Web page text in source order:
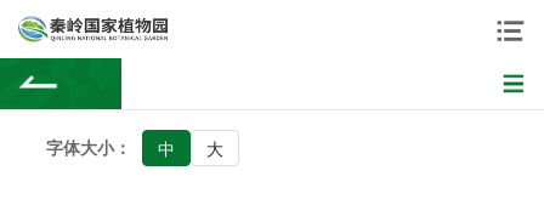
字体大小： 中 大